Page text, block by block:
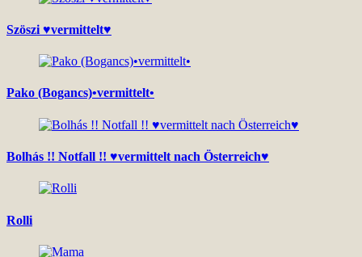
Szöszi ♥vermittelt♥
Pako (Bogancs)•vermittelt•
Bolhás !! Notfall !! ♥vermittelt nach Österreich♥
Rolli